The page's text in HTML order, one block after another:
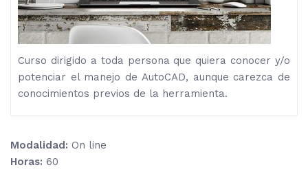
Curso dirigido a toda persona que quiera conocer y/o
potenciar el manejo de AutoCAD, aunque carezca de
conocimientos previos de la herramienta.
Modalidad: On line
Horas: 60